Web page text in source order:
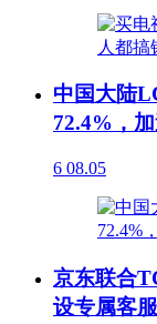
中国大陆
72.4%，
6 08.05
京东联合
设专属客